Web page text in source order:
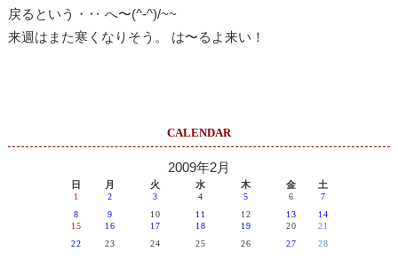
戻るという・‥ へ〜(^-^)/~~
来週はまた寒くなりそう。 は〜るよ来い！
CALENDAR
2009年2月
日 月 火 水 木 金 土
1 2 3 4 5 6
7
8
9 10 11 12 13
14
15
16 17 18 19 20
21
22
23 24 25 26 27 28